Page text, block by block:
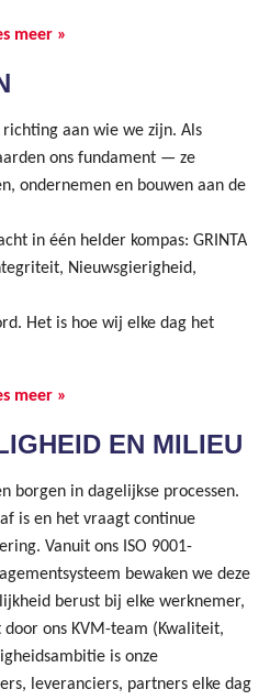
meer »
aan wie we zijn. Als
ons fundament — ze
ondernemen en bouwen aan de
in één helder kompas: GRINTA
Nieuwsgierigheid,
Het is hoe wij elke dag het
meer »
EN MILIEU
borgen in dagelijkse processen.
is en het vraagt continue
Vanuit ons ISO 9001-
bewaken we deze
berust bij elke werknemer,
ons KVM-team (Kwaliteit,
is onze
leveranciers, partners elke dag